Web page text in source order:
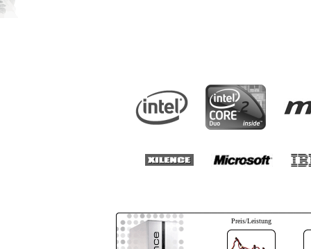
Preis/Leistung